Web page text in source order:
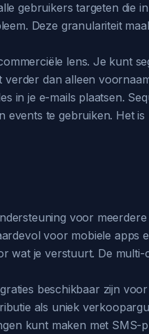
gebruikers targeten die
Deze granulariteit
lens. Je kunt
dan alleen
in je e-mails plaatsen.
events te gebruiken. Het
voor
voor mobiele apps
wat je verstuurt. De
beschikbaar zijn
als uniek
kunt maken met